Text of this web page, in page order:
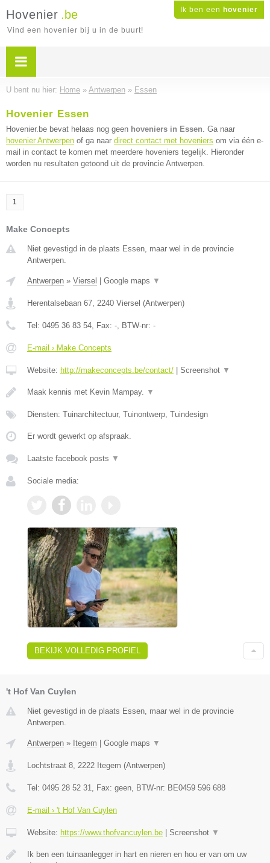
Ik ben een hovenier
Hovenier .be
Vind een hovenier bij u in de buurt!
U bent nu hier: Home » Antwerpen » Essen
Hovenier Essen
Hovenier.be bevat helaas nog geen hoveniers in Essen. Ga naar
hovenier Antwerpen of ga naar direct contact met hoveniers om via één e-
mail in contact te komen met meerdere hoveniers tegelijk. Hieronder
worden nu resultaten getoond uit de provincie Antwerpen.
1
Make Concepts
Niet gevestigd in de plaats Essen, maar wel in de provincie
Antwerpen.
Antwerpen » Viersel Google maps ▼
Herentalsebaan 67, 2240 Viersel (Antwerpen)
Tel: 0495 36 83 54, Fax: -, BTW-nr: -
E-mail › Make Concepts
Website: http://makeconcepts.be/contact/ Screenshot ▼
Maak kennis met Kevin Mampay. ▼
Diensten: Tuinarchitectuur, Tuinontwerp, Tuindesign
Er wordt gewerkt op afspraak.
Laatste facebook posts ▼
Sociale media:
BEKIJK VOLLEDIG PROFIEL
't Hof Van Cuylen
Niet gevestigd in de plaats Essen, maar wel in de provincie
Antwerpen.
Antwerpen » Itegem | Google maps ▼
Lochtstraat 8 2222 Itegem (Antwerpen)
Tel: 0495 28 52 31 , Fax: geen , BTW-nr: BE0459 596 688
E-mail › 't Hof Van Cuylen
Website: https://www.thofvancuylen.be | Screenshot ▼
Ik ben een tuinaanlegger in hart en nieren en hou er van om uw